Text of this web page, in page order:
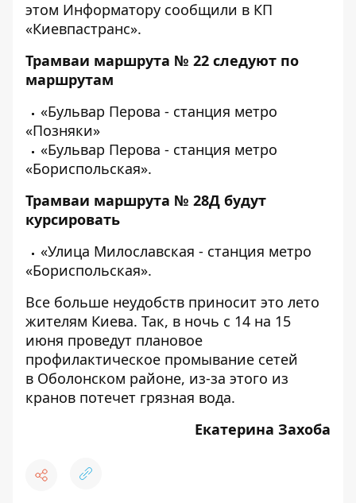
этом Информатору сообщили в КП
«Киевпастранс».
Трамваи маршрута № 22 следуют по
маршрутам
«Бульвар Перова - станция метро
«Позняки»
«Бульвар Перова - станция метро
«Бориспольская».
Трамваи маршрута № 28Д будут
курсировать
«Улица Милославская - станция метро
«Бориспольская».
Все больше неудобств приносит это лето
жителям Киева. Так, в ночь с 14 на 15
июня проведут плановое
профилактическое промывание сетей
в Оболонском районе, из-за этого из
кранов потечет грязная вода.
Екатерина Захоба